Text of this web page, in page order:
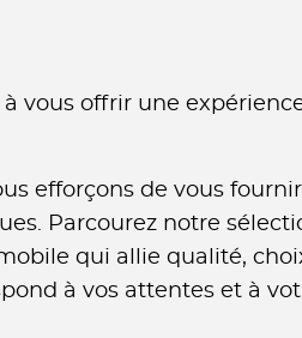
vous offrir une
efforçons de vous
Parcourez notre
qui allie qualité,
à vos attentes et à